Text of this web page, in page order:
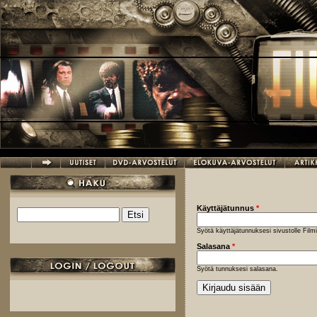
Hyppää pääsisältöön
Hakulomake
Käyttäjätunnus *
Syötä käyttäjätunnuksesi sivustolle
Salasana *
Syötä tunnuksesi salasana.